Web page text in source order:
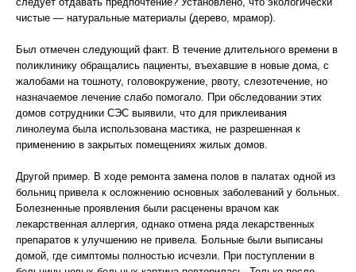
чистые — натуральные материалы (дерево, мрамор).
Был отмечен следующий факт. В течение длительного времени в
поликлинику обращались пациенты, въехавшие в новые дома, с
жалобами на тошноту, головокружение, рвоту, слезотечение, но
назначаемое лечение слабо помогало. При обследовании этих
домов сотрудники СЭС выявили, что для приклеивания
линолеума была использована мастика, не разрешенная к
применению в закрытых помещениях жилых домов.
Другой пример. В ходе ремонта замена полов в палатах одной из
больниц привела к осложнению основных заболеваний у больных.
Болезненные проявления были расценены врачом как
лекарственная аллергия, однако отмена ряда лекарственных
препаратов к улучшению не привела. Больные были выписаны
домой, где симптомы полностью исчезли. При поступлении в